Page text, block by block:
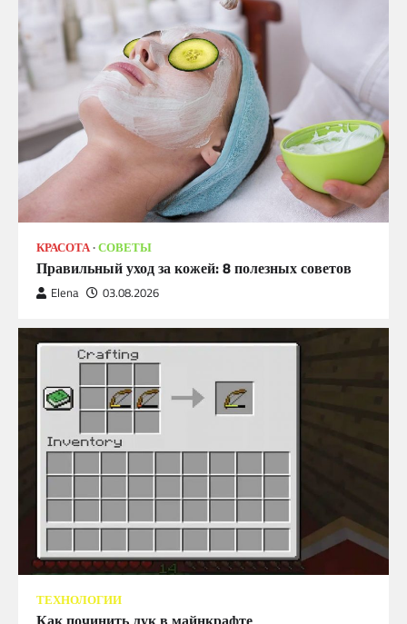
КРАСОТА СОВЕТЫ
Правильный уход за кожей: 8 полезных советов
Elena 03.08.2026
ТЕХНОЛОГИИ